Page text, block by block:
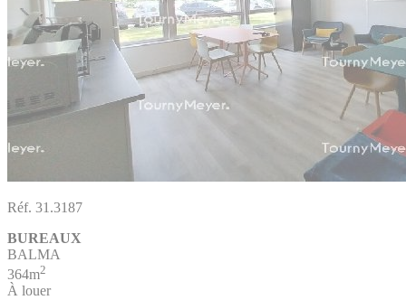
Réf. 31.3187
BUREAUX
BALMA
364m2
À louer